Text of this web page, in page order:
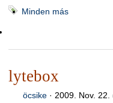
Minden más
lytebox
öcsike· 2009. Nov. 22.